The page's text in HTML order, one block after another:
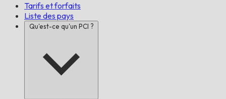
Tarifs et forfaits
Liste des pays
Qu'est-ce qu'un PCI ?